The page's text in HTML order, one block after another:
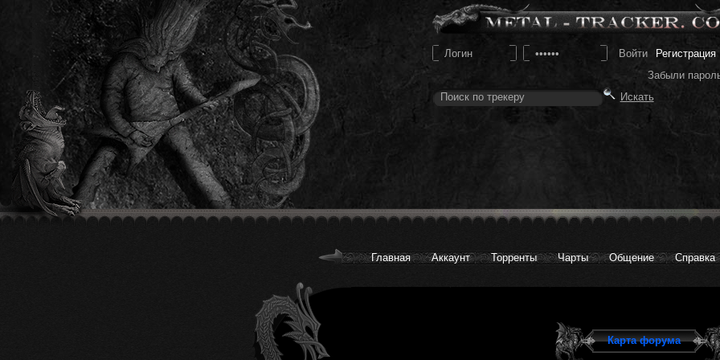
Регистрация
Забыли
Главная Аккаунт Торренты Чарты Общение Справка
Карта форума